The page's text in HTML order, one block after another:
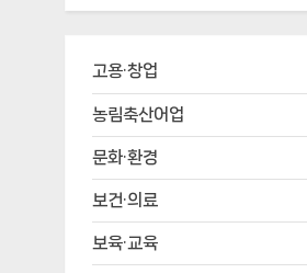
고용·창업
농림축산어업
문화·환경
보건·의료
보육·교육